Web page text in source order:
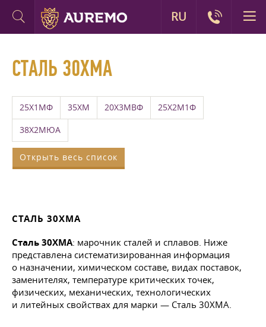
СТАЛЬ 30ХМА
25Х1МФ 35ХМ 20Х3МВФ 25Х2М1Ф
38Х2МЮА
Открыть весь список
СТАЛЬ 30ХМА
Сталь 30ХМА: марочник сталей и сплавов. Ниже
представлена систематизированная информация
о назначении, химическом составе, видах поставок,
заменителях, температуре критических точек,
физических, механических, технологических
и литейных свойствах для марки — Сталь 30ХМА.
RU